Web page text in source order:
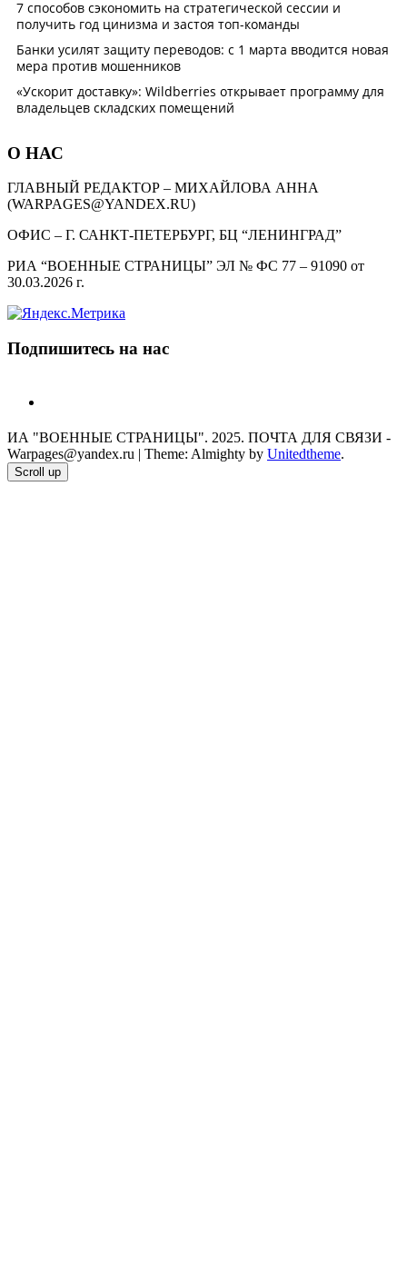
О НАС
ГЛАВНЫЙ РЕДАКТОР – МИХАЙЛОВА АННА
(WARPAGES@YANDEX.RU)
ОФИС – Г. САНКТ-ПЕТЕРБУРГ, БЦ “ЛЕНИНГРАД”
РИА “ВОЕННЫЕ СТРАНИЦЫ” ЭЛ № ФС 77 – 91090 от
30.03.2026 г.
Подпишитесь на нас
ИА "ВОЕННЫЕ СТРАНИЦЫ". 2025. ПОЧТА ДЛЯ СВЯЗИ -
Warpages@yandex.ru | Theme: Almighty by Unitedtheme.
Scroll up